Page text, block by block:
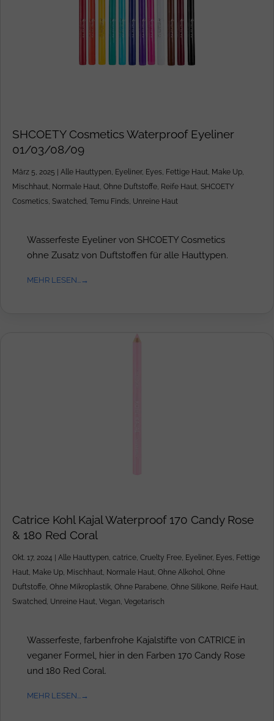
SHCOETY Cosmetics Waterproof Eyeliner
01/03/08/09
März 5, 2025 | Alle Hauttypen Eyeliner, Eyes Fettige Haut Make Up
Mischhaut Normale Haut Ohne Duftstoffe Reife Haut SHCOETY
Cosmetics Swatched Temu Finds Unreine Haut
Wasserfeste Eyeliner von SHCOETY Cosmetics
ohne Zusatz von Duftstoffen für alle Hauttypen.
MEHR LESEN...
Catrice Kohl Kajal Waterproof 170 Candy Rose
& 180 Red Coral
Okt. 17, 2024 | Alle Hauttypen catrice Cruelty Free Eyeliner, Eyes Fettige
Haut Make Up Mischhaut Normale Haut Ohne Alkohol
Ohne
Duftstoffe Ohne Mikroplastik Ohne Parabene Ohne Silikone Reife Haut
Swatched Unreine Haut Vegan Vegetarisch
Wasserfeste, farbenfrohe Kajalstifte von CATRICE in
veganer Formel, hier in den Farben 170 Candy Rose
und 180 Red Coral.
MEHR LESEN...